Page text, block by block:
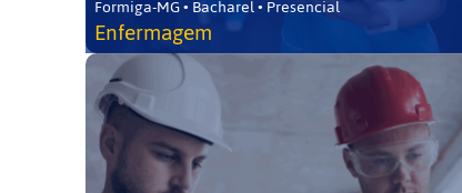
Formiga-MG • Bacharel • Presencial
Enfermagem